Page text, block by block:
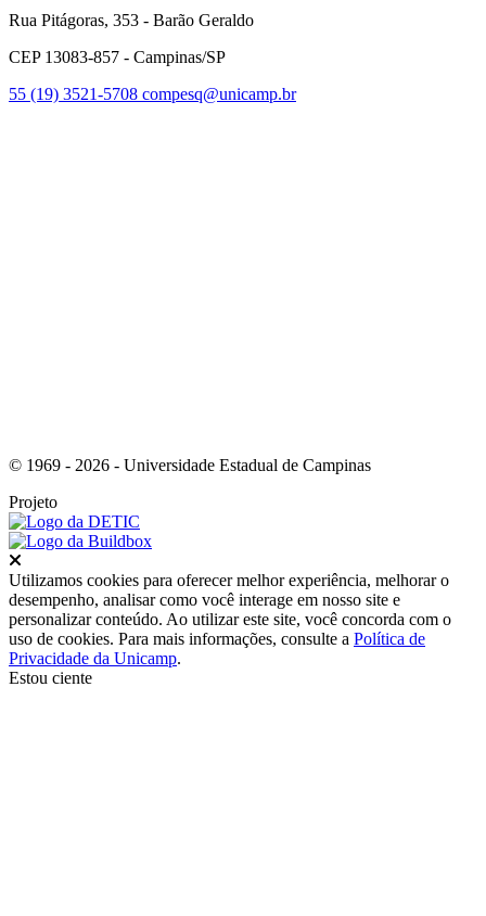
Rua Pitágoras, 353 - Barão Geraldo
CEP 13083-857 - Campinas/SP
55 (19) 3521-5708 compesq@unicamp.br
© 1969 - 2026 - Universidade Estadual de Campinas
Projeto
Utilizamos cookies para oferecer melhor experiência, melhorar o
desempenho, analisar como você interage em nosso site e
personalizar conteúdo. Ao utilizar este site, você concorda com o
uso de cookies. Para mais informações, consulte a Política de
Privacidade da Unicamp.
Estou ciente